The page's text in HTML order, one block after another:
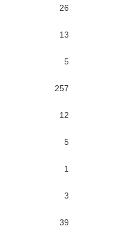
26
13
5
257
12
5
1
3
39